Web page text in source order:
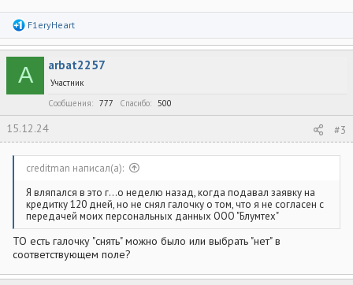
Р
а
к
ц
и
F1eryHeart
A arbat2257
Участник
Сообщения
777 Спасибо 500
15.12.24 #3
creditman написал(а):
Я вляпался в это г...о неделю назад, когда подавал заявку на
кредитку 120 дней, но не снял галочку о том, что я не согласен с
передачей моих персональных данных ООО "Блумтех"
ТО есть галочку "снять" можно было или выбрать "нет" в
соответствующем поле?